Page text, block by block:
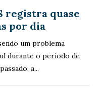
registra quase
por dia
um problema
durante o período de
a...